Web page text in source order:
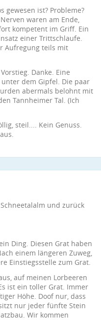
gewesen ist? Probleme?
waren am Ende,
kompetent im Griff. Ein
einer Trittschlaufe.
Aufregung teils mit
Danke. Eine
dem Gipfel. Die paar
abermals belohnt mit
Tannheimer Tal. (Ich
steil.... Kein Genuss.
und zurück
Ding. Diesen Grat haben
einem längeren Zuweg,
Einstiegsstelle zum Grat.
auf meinen Lorbeeren
ist ein toller Grat. Immer
Höhe. Doof nur, dass
nur jeder fünfte Stein
Wir kommen